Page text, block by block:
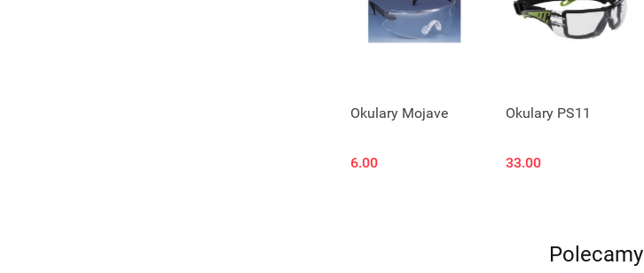
Produkt niedostępny
Okulary Mojave
6.00
Produkt niedostępny
Okulary PS11
33.00
Polecamy